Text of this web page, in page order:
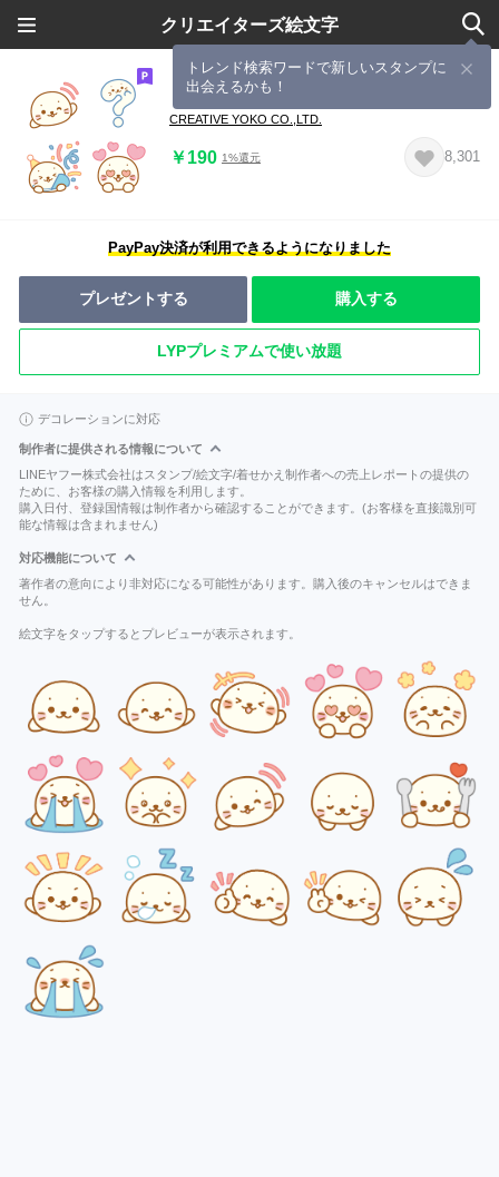
クリエイターズ絵文字
トレンド検索ワードで新しいスタンプに
出会えるかも！
しろたん 絵文字
CREATIVE YOKO CO.,LTD.
￥190 1%還元 8,301
PayPay決済が利用できるようになりました
プレゼントする 購入する
LYPプレミアムで使い放題
デコレーションに対応
制作者に提供される情報について
LINEヤフー株式会社はスタンプ/絵文字/着せかえ制作者への売上レポートの提供の
ために、お客様の購入情報を利用します。
購入日付、登録国情報は制作者から確認することができます。(お客様を直接識別可
能な情報は含まれません)
対応機能について
著作者の意向により非対応になる可能性があります。購入後のキャンセルはできま
せん。
絵文字をタップするとプレビューが表示されます。